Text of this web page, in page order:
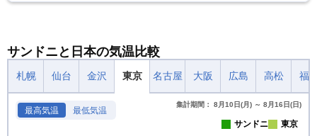
サンドニと日本の気温比較
札幌 仙台 金沢 東京 名古屋 大阪 広島 高松 福
最高気温 最低気温
集計期間： 8月10日(月) ～ 8月16日(日)
サンドニ 東京